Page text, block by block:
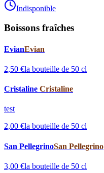
Indisponible
Boissons fraîches
EvianEvian
2,50 €la bouteille de 50 cl
Cristaline Cristaline
test
2,00 €la bouteille de 50 cl
San PellegrinoSan Pellegrino
3,00 €la bouteille de 50 cl